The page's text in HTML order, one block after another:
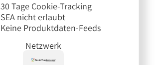
30 Tage Cookie-Tracking
SEA nicht erlaubt
Keine Produktdaten-Feeds
Netzwerk